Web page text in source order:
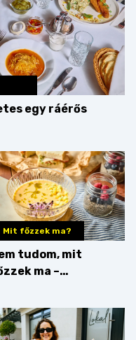
egy ráérős
Mit főzzek ma?
tudom, mit
ma –